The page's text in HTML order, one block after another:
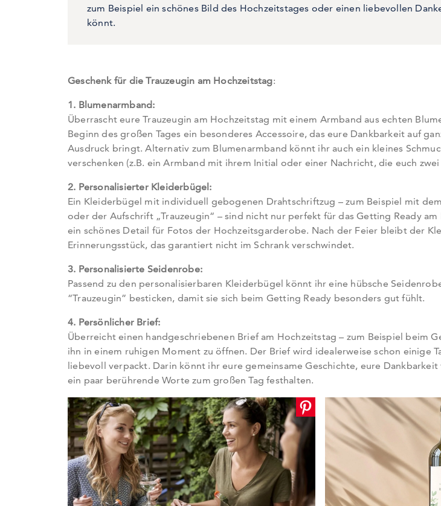
zum Beispiel ein schönes Bild des Hochzeitstages oder einen liebevollen
könnt.
Geschenk für die Trauzeugin am Hochzeitstag:
1. Blumenarmband:
Überrascht eure Trauzeugin am Hochzeitstag mit einem Armband aus echten
Beginn des großen Tages ein besonderes Accessoire, das eure Dankbarkeit auf
Ausdruck bringt. Alternativ zum Blumenarmband könnt ihr auch ein kleines
verschenken (z.B. ein Armband mit ihrem Initial oder einer Nachricht, die euch
2. Personalisierter Kleiderbügel:
Ein Kleiderbügel mit individuell gebogenen Drahtschriftzug – zum Beispiel mit
oder der Aufschrift „Trauzeugin“ – sind nicht nur perfekt für das Getting Ready
ein schönes Detail für Fotos der Hochzeitsgarderobe. Nach der Feier bleibt der
Erinnerungsstück, das garantiert nicht im Schrank verschwindet.
3. Personalisierte Seidenrobe:
Passend zu den personalisierbaren Kleiderbügel könnt ihr eine hübsche
“Trauzeugin” besticken, damit sie sich beim Getting Ready besonders gut fühlt.
4. Persönlicher Brief:
Überreicht einen handgeschriebenen Brief am Hochzeitstag – zum Beispiel beim
ihn in einem ruhigen Moment zu öffnen. Der Brief wird idealerweise schon einige
liebevoll verpackt. Darin könnt ihr eure gemeinsame Geschichte, eure
ein paar berührende Worte zum großen Tag festhalten.
Jetzt zum Newsletter anmelden
Fotoprodukte
Wichtig: Bitte bestätigen Sie Ihre Anmeldung über den
erhalten Sie Ihren